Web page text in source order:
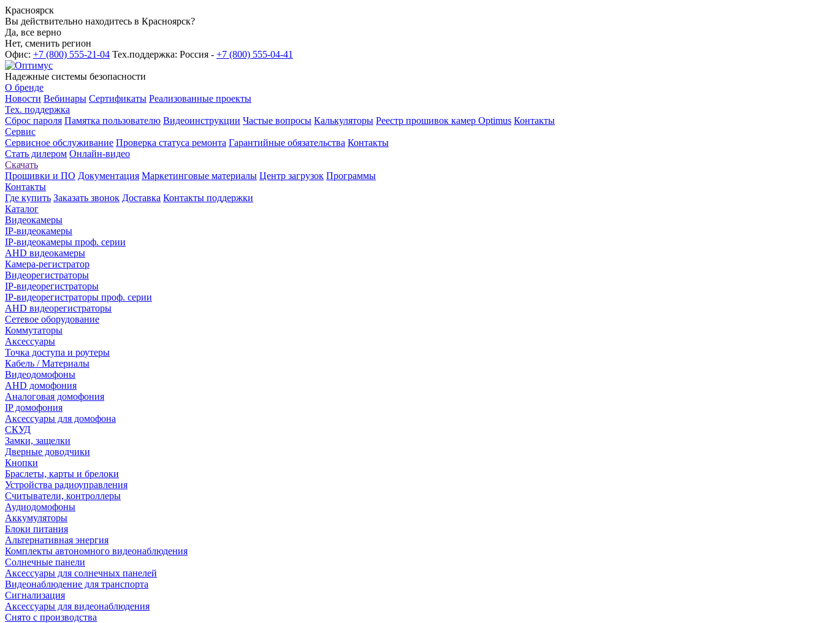
Красноярск
Вы действительно находитесь в Красноярск?
Да, все верно
Нет, сменить регион
Офис: +7 (800) 555-21-04 Тех.поддержка: Россия - +7 (800) 555-04-41
Надежные системы безопасности
О бренде
Новости Вебинары Сертификаты Реализованные проекты
Тех. поддержка
Сброс пароля Памятка пользователю Видеоинструкции Частые вопросы Калькуляторы Реестр прошивок камер Optimus Контакты
Сервис
Сервисное обслуживание Проверка статуса ремонта Гарантийные обязательства Контакты
Стать дилером Онлайн-видео
Скачать
Прошивки и ПО Документация Маркетинговые материалы Центр загрузок Программы
Контакты
Где купить Заказать звонок Доставка Контакты поддержки
Каталог
Видеокамеры
IP-видеокамеры
IP-видеокамеры проф. серии
AHD видеокамеры
Камера-регистратор
Видеорегистраторы
IP-видеорегистраторы
IP-видеорегистраторы проф. серии
AHD видеорегистраторы
Сетевое оборудование
Коммутаторы
Аксессуары
Точка доступа и роутеры
Кабель / Материалы
Видеодомофоны
AHD домофония
Аналоговая домофония
IP домофония
Аксессуары для домофона
СКУД
Замки, защелки
Дверные доводчики
Кнопки
Браслеты, карты и брелоки
Устройства радиоуправления
Считыватели, контроллеры
Аудиодомофоны
Аккумуляторы
Блоки питания
Альтернативная энергия
Комплекты автономного видеонаблюдения
Солнечные панели
Аксессуары для солнечных панелей
Видеонаблюдение для транспорта
Сигнализация
Аксессуары для видеонаблюдения
Снято с производства